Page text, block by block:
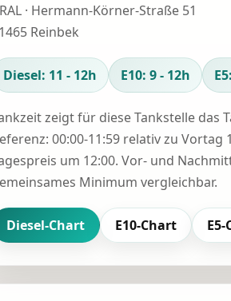
· Hermann-Körner-Straße 51
Reinbek
Diesel: 11 - 12h E10: 9 - 12h
zeigt für diese Tankstelle das
00:00-11:59 relativ zu Vortag
um 12:00. Vor- und
Minimum vergleichbar.
Diesel-Chart E10-Chart